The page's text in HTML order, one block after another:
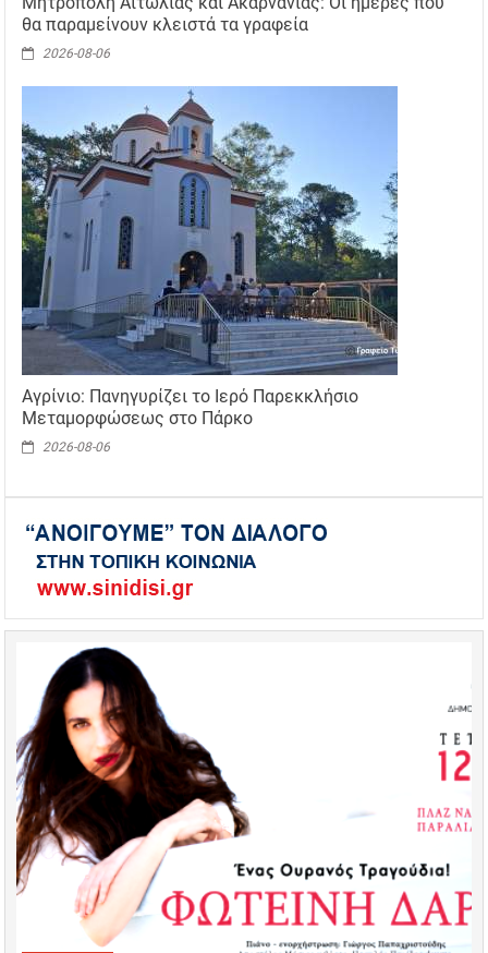
θα παραμείνουν κλειστά τα γραφεία
2026-08-06
Αγρίνιο: Πανηγυρίζει το Ιερό Παρεκκλήσιο
Μεταμορφώσεως στο Πάρκο
2026-08-06